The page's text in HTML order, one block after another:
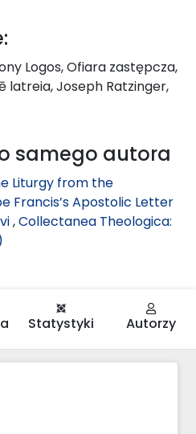
Logos, Ofiara zastępcza,
latreia, Joseph Ratzinger,
samego autora
Liturgy from the
Francis’s Apostolic Letter
,Collectanea Theologica:
Statystyki Autorzy